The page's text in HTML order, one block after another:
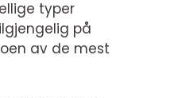
typer
på
av de mest